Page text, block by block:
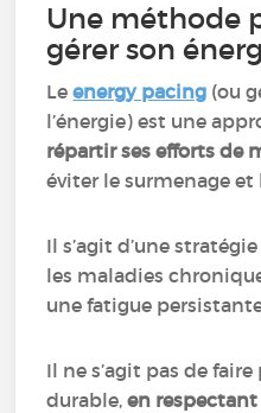
Une méthode
gérer son
Leenergy pacing (ou
l’énergie) est une
répartir ses efforts de
éviter le surmenage et
Il s’agit d’une
les maladies
une fatigue
Il ne s’agit pas de
durable,en